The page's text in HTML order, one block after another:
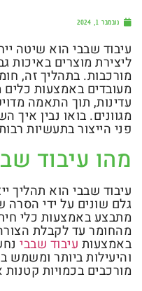
נובמבר 1, 2024
עיבוד שבבי הוא שיטה
ליצירת מוצרים באיכות
מורכבות. בתהליך זה,
מעובדים באמצעות
עדינות, תוך התאמה
מגוונים. בואו נבין
פני הייצור בתעשיות
מהו עיבוד
עיבוד שבבי הוא תהליך
גלם שונים על ידי
מתבצע באמצעות כלי
מהחומר עד לקבלת
באמצעות עיבוד שבבי
והיעילות ביותר ומשמש
מורכבים בכמויות קטנות